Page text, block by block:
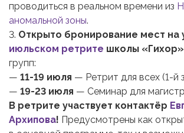
проводиться в реальном времени из
аномальной зоны.
3. Открыто бронирование мест на
июльском ретрите школы «Гихор»
групп:
— 11-19 июля — Ретрит для всех (1-й
— 19-23 июля — Семинар для
В ретрите участвует контактёр
Архипова! Предусмотрены как